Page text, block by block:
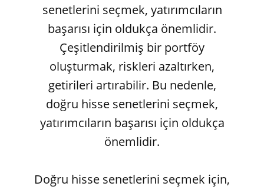
senetlerini seçmek, yatırımcıların
başarısı için oldukça önemlidir.
Çeşitlendirilmiş bir portföy
oluşturmak, riskleri azaltırken,
getirileri artırabilir. Bu nedenle,
doğru hisse senetlerini seçmek,
yatırımcıların başarısı için oldukça
önemlidir.
Doğru hisse senetlerini seçmek için,